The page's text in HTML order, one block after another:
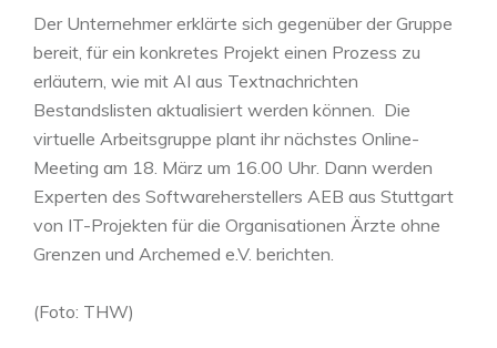
Der Unternehmer erklärte sich gegenüber der Gruppe
bereit, für ein konkretes Projekt einen Prozess zu
erläutern, wie mit AI aus Textnachrichten
Bestandslisten aktualisiert werden können. Die
virtuelle Arbeitsgruppe plant ihr nächstes Online-
Meeting am 18. März um 16.00 Uhr. Dann werden
Experten des Softwareherstellers AEB aus Stuttgart
von IT-Projekten für die Organisationen Ärzte ohne
Grenzen und Archemed e.V. berichten.
(Foto: THW)